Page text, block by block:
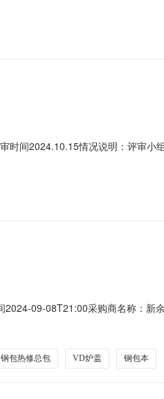
达钢铁有限公司二、保证金额
间2024.10.15情况说明：评审小
Custom/）上发布。2
09-08T21:00采购商名称：新
市渝水
钢包热修总包 VD炉盖 钢包本